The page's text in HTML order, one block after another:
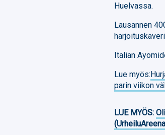
Huelvassa.
Lausannen
Italian
Lue myös:
parin viikon
LUE MYÖS: